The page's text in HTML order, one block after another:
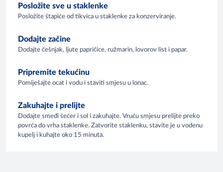
Posložite sve u staklenke
Posložite štapiće od tikvica u staklenke za konzerviranje.
Dodajte začine
Dodajte češnjak, ljute papričice, ružmarin, lovorov list i papar.
Pripremite tekućinu
Pomiješajte ocat i vodu i staviti smjesu u lonac.
Zakuhajte i prelijte
Dodajte smeđi šećer i sol i zakuhajte. Vruću smjesu prelijte preko
povrća do vrha staklenke. Zatvorite staklenku, stavite je u vodenu
kupelj i kuhajte oko 15 minuta.